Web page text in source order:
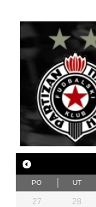
PO UT
27 28